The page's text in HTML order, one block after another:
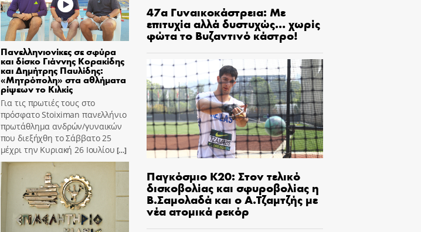
Πανελληνιονίκες σε σφύρα
και δίσκο Γιάννης Κορακίδης
και Δημήτρης Παυλίδης:
«Μητρόπολη» στα αθλήματα
ρίψεων το Κιλκίς
Για τις πρωτιές τους στο
πρόσφατο Stoiximan πανελλήνιο
πρωτάθλημα ανδρών/γυναικών
που διεξήχθη το Σάββατο 25
μέχρι την Κυριακή 26 Ιουλίου […]
47α Γυναικοκάστρεια: Με
επιτυχία αλλά δυστυχώς… χωρίς
φώτα το Βυζαντινό κάστρο!
Παγκόσμιο Κ20: Στον τελικό
δισκοβολίας και σφυροβολίας η
Β.Σαμολαδά και ο Α.Τζαμτζής με
νέα ατομικά ρεκόρ